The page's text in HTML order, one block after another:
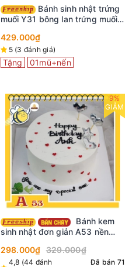
muối Y31 bông lan trứng muối
429.000₫
5 (3 đánh giá)
Tặng 01mũ+nến
9%
GIẢM
sinh nhật đơn giản A53 nền
phụ kiện lấp lánh
298.000₫ 329.000₫
4,8 (44 đánh
Đã bán 71